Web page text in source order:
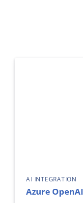
Azure OpenAI
AI INTEGRATION